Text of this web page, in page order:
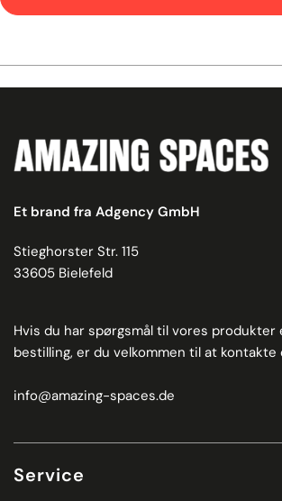
Et brand fra Adgency GmbH
Stieghorster Str. 115
33605 Bielefeld
Hvis du har spørgsmål til vores produkter
bestilling, er du velkommen til at kontakte
info@amazing-spaces.de
Service